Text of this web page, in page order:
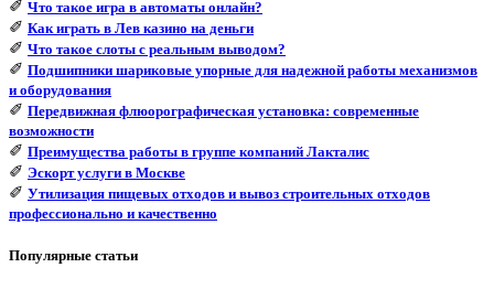
✐ Что такое игра в автоматы онлайн?
✐ Как играть в Лев казино на деньги
✐ Что такое слоты с реальным выводом?
✐ Подшипники шариковые упорные для надежной работы механизмов
и оборудования
✐ Передвижная флюорографическая установка: современные
возможности
✐ Преимущества работы в группе компаний Лакталис
✐ Эскорт услуги в Москве
✐ Утилизация пищевых отходов и вывоз строительных отходов
профессионально и качественно
Популярные статьи